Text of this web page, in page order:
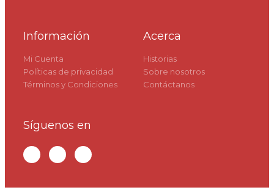
Información
Mi Cuenta
Políticas de privacidad
Términos y Condiciones
Acerca
Historias
Sobre nosotros
Contáctanos
Síguenos en